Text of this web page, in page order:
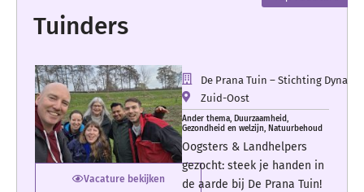
Tuinders
Vacature bekijken
De Prana Tuin – Stichting
Zuid-Oost
Ander thema, Duurzaamheid,
Gezondheid en welzijn, Natuurbehoud
Oogsters & Landhelpers
gezocht: steek je handen in
de aarde bij De Prana Tuin!